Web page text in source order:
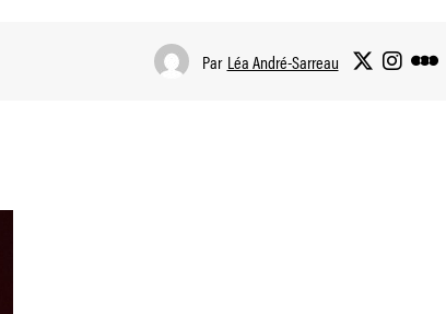
Par Léa André-Sarreau